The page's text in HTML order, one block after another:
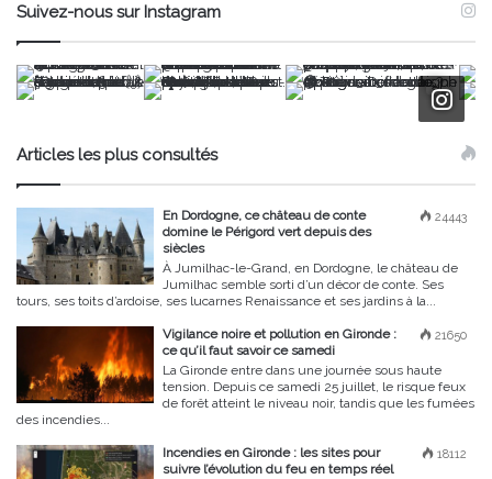
Suivez-nous sur Instagram
Articles les plus consultés
24443
En Dordogne, ce château de conte
domine le Périgord vert depuis des
siècles
À Jumilhac-le-Grand, en Dordogne, le château de
Jumilhac semble sorti d’un décor de conte. Ses
tours, ses toits d’ardoise, ses lucarnes Renaissance et ses jardins à la...
21650
Vigilance noire et pollution en Gironde :
ce qu’il faut savoir ce samedi
La Gironde entre dans une journée sous haute
tension. Depuis ce samedi 25 juillet, le risque feux
de forêt atteint le niveau noir, tandis que les fumées
des incendies...
18112
Incendies en Gironde : les sites pour
suivre l’évolution du feu en temps réel